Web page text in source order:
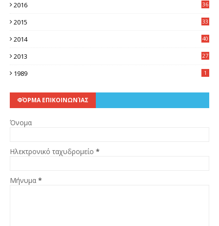
2016
36
2015
33
2014
40
2013
27
1989 1
ΦΌΡΜΑ ΕΠΙΚΟΙΝΩΝΊΑΣ
Όνομα
Ηλεκτρονικό ταχυδρομείο *
Μήνυμα *